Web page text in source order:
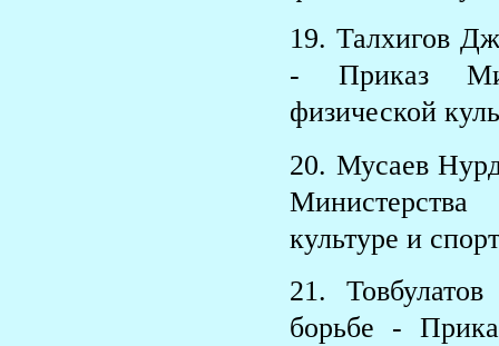
19. Талхигов
- Приказ
физической
20. Мусаев
культуре и
21.
борьбе -